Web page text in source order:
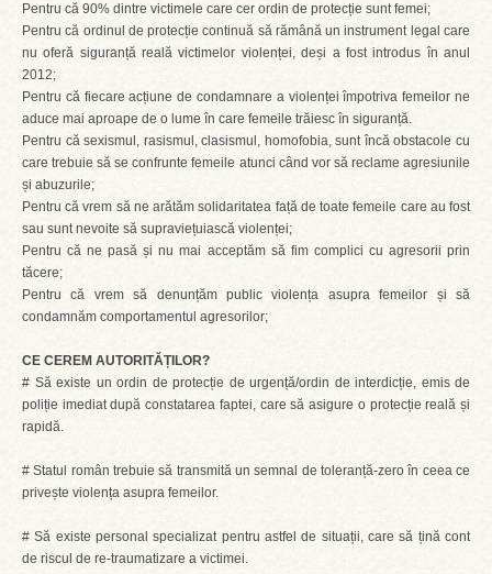
Pentru că 90% dintre victimele care cer ordin de protecție sunt femei;
Pentru că ordinul de protecție continuă să rămână un instrument legal care
nu oferă siguranță reală victimelor violenței, deși a fost introdus în anul
2012;
Pentru că fiecare acțiune de condamnare a violenței împotriva femeilor ne
aduce mai aproape de o lume în care femeile trăiesc în siguranță.
Pentru că sexismul, rasismul, clasismul, homofobia, sunt încă obstacole cu
care trebuie să se confrunte femeile atunci când vor să reclame agresiunile
și abuzurile;
Pentru că vrem să ne arătăm solidaritatea față de toate femeile care au fost
sau sunt nevoite să supraviețuiască violenței;
Pentru că ne pasă și nu mai acceptăm să fim complici cu agresorii prin
tăcere;
Pentru că vrem să denunțăm public violența asupra femeilor și să
condamnăm comportamentul agresorilor;
CE CEREM AUTORITĂȚILOR?
# Să existe un ordin de protecție de urgență/ordin de interdicție, emis de
poliție imediat după constatarea faptei, care să asigure o protecție reală și
rapidă.
#Statul român trebuie să transmită un semnal de toleranță-zero în ceea ce
privește violența asupra femeilor.
#Să existe personal specializat pentru astfel de situații, care să țină cont
de riscul de re-traumatizare a victimei.